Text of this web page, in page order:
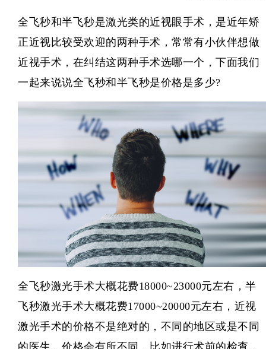
全飞秒和半飞秒是激光类的近视眼手术，是近年矫
正近视比较受欢迎的两种手术，常常有小伙伴想做
近视手术，在纠结这两种手术选哪一个，下面我们
一起来说说全飞秒和半飞秒是价格是多少?
全飞秒激光手术大概花费18000~23000元左右， 半
飞秒激光手术大概花费17000~20000元左右，近视
激光手术的价格不是绝对的，不同的地区或是不同
的医生，价格会有所不同，比如进行术前的检查，